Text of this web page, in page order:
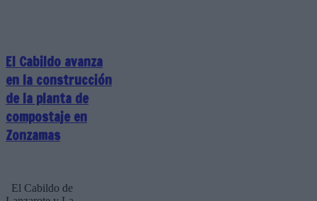
El Cabildo avanza
en la construcción
de la planta de
compostaje en
Zonzamas
El Cabildo de